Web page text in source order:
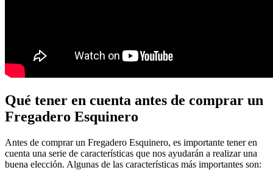
Qué tener en cuenta antes de comprar un
Fregadero Esquinero
Antes de comprar un Fregadero Esquinero, es importante tener en
cuenta una serie de características que nos ayudarán a realizar una
buena elección. Algunas de las características más importantes son: